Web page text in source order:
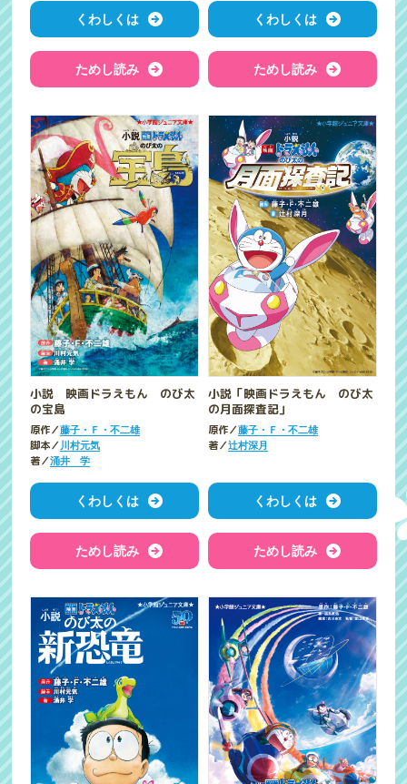
くわしくは
ためし読み
くわしくは
ためし読み
小説 映画ドラえもん のび太
の宝島
原作／藤子・Ｆ・不二雄
脚本／ 川村元気
著／涌井 学
くわしくは
ためし読み
小説「映画ドラえもん のび太
の月面探査記」
原作／藤子・Ｆ・不二雄
著／辻村深月
くわしくは
ためし読み